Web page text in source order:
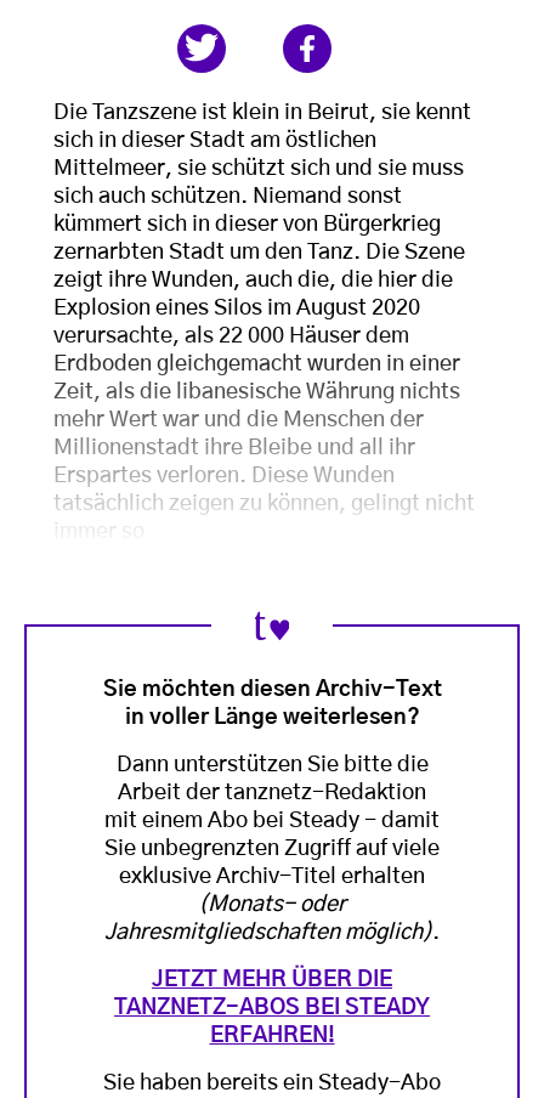
Die Tanzszene ist klein in Beirut, sie kennt
sich in dieser Stadt am östlichen
Mittelmeer, sie schützt sich und sie muss
sich auch schützen. Niemand sonst
kümmert sich in dieser von Bürgerkrieg
zernarbten Stadt um den Tanz. Die Szene
zeigt ihre Wunden, auch die, die hier die
Explosion eines Silos im August 2020
verursachte, als 22 000 Häuser dem
Erdboden gleichgemacht wurden in einer
Zeit, als die libanesische Währung nichts
mehr Wert war und die Menschen der
Millionenstadt ihre Bleibe und all ihr
Erspartes verloren. Diese Wunden
tatsächlich zeigen zu können, gelingt nicht
immer so
Sie möchten diesen Archiv-Text
in voller Länge weiterlesen?
Dann unterstützen Sie bitte die
Arbeit der tanznetz-Redaktion
mit einem Abo bei Steady - damit
Sie unbegrenzten Zugriff auf viele
exklusive Archiv-Titel erhalten
(Monats- oder
Jahresmitgliedschaften möglich).
JETZT MEHR ÜBER DIE
TANZNETZ-ABOS BEI STEADY
ERFAHREN!
Sie haben bereits ein Steady-Abo